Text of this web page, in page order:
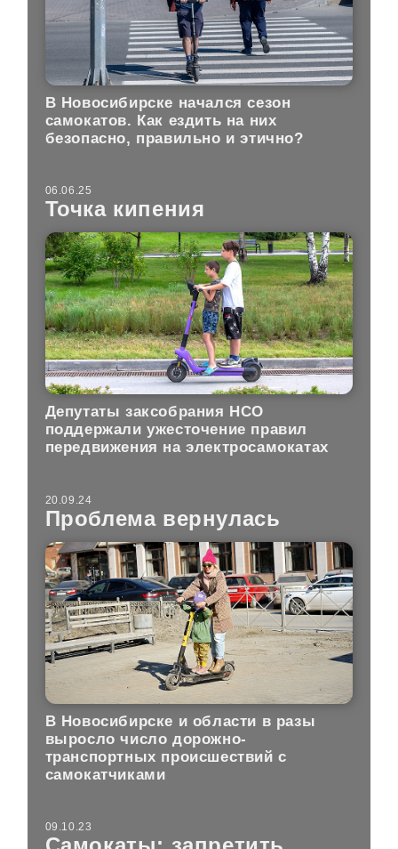
В Новосибирске начался сезон
самокатов. Как ездить на них
безопасно, правильно и этично?
06.06.25
Точка кипения
Депутаты заксобрания НСО
поддержали ужесточение правил
передвижения на электросамокатах
20.09.24
Проблема вернулась
В Новосибирске и области в разы
выросло число дорожно-
транспортных происшествий с
самокатчиками
09.10.23